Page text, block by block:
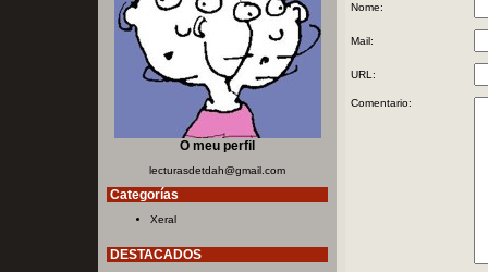
O meu perfil
lecturasdetdah@gmail.com
Categorías
Xeral
DESTACADOS
Nome:
Mail:
URL:
Comentario: